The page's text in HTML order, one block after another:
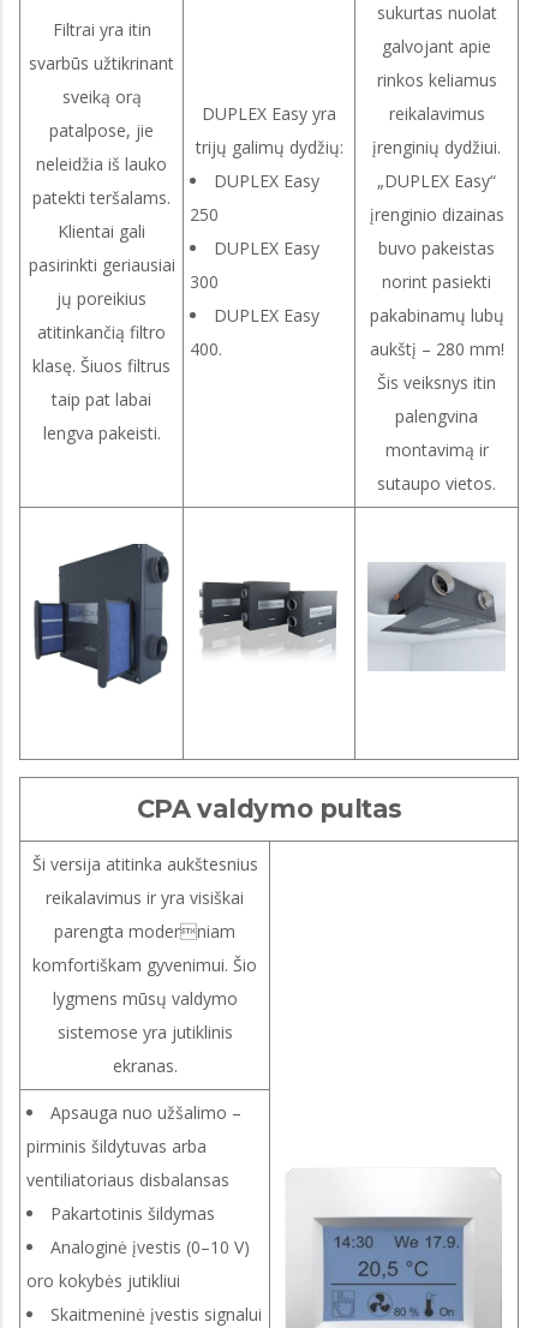
Filtrai yra itin
svarbūs užtikrinant
sveiką orą
patalpose, jie
neleidžia iš lauko
patekti teršalams.
Klientai gali
pasirinkti geriausiai
jų poreikius
atitinkančią filtro
klasę. Šiuos filtrus
taip pat labai
lengva pakeisti.
DUPLEX Easy yra
trijų galimų dydžių:
DUPLEX Easy
250
DUPLEX Easy
300
DUPLEX Easy
400.
sukurtas nuolat
galvojant apie
rinkos keliamus
reikalavimus
įrenginių dydžiui.
„DUPLEX Easy“
įrenginio dizainas
buvo pakeistas
norint pasiekti
pakabinamų lubų
aukštį – 280 mm!
Šis veiksnys itin
palengvina
montavimą ir
sutaupo vietos.
CPA valdymo pultas
Ši versija atitinka aukštesnius
reikalavimus ir yra visiškai
parengta moderniam
komfortiškam gyvenimui. Šio
lygmens mūsų valdymo
sistemose yra jutiklinis
ekranas.
Apsauga nuo užšalimo –
pirminis šildytuvas arba
ventiliatoriaus disbalansas
Pakartotinis šildymas
Analoginė įvestis (0–10 V)
oro kokybės jutikliui
Skaitmeninė įvestis signalui